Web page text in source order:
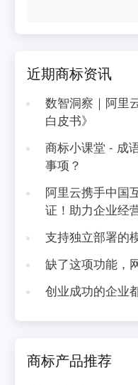
近期商标资讯
数智洞察｜阿里
白皮书》
商标小课堂 - 成
事项？
阿里云携手中国
证！助力企业经
支持独立部署的
缺了这项功能，
创业成功的企业
商标产品推荐